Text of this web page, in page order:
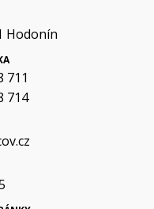
Hodonín
711
714